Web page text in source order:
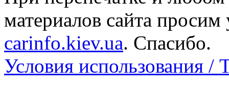
материалов сайта просим
carinfo.kiev.ua. Спасибо.
Условия использования /